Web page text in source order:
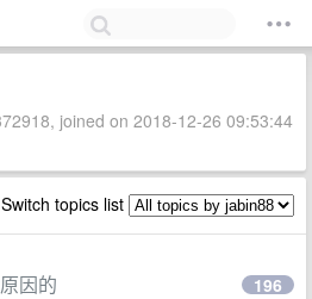
joined on 2018-12-26 09:53:44
Switch topics list
因的 196